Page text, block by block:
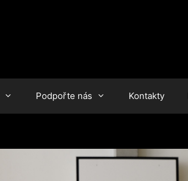
Podpořte nás Kontakty